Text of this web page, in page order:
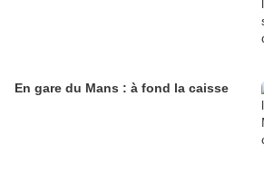
En gare du Mans : à fond la caisse